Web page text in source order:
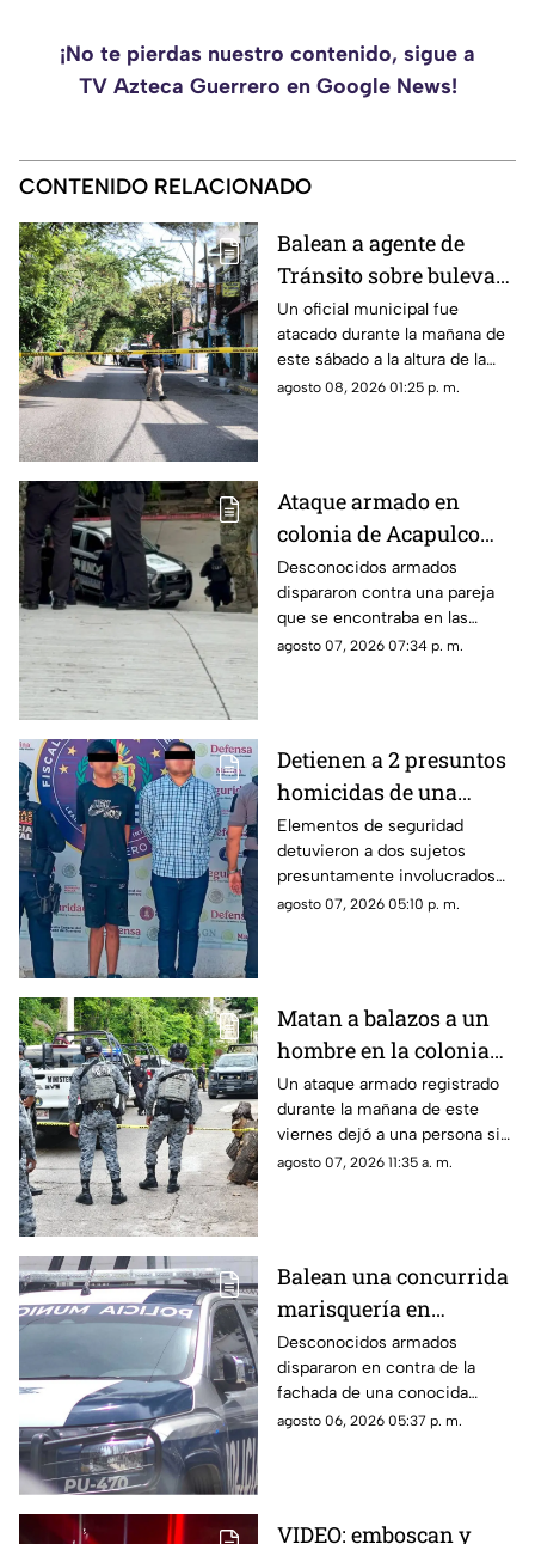
¡No te pierdas nuestro contenido, sigue a
TV Azteca Guerrero en Google News!
CONTENIDO RELACIONADO
Balean a agente de
Tránsito sobre bulevar
de Chilpancingo
Un oficial municipal fue
atacado durante la mañana de
este sábado a la altura de la
colonia Progreso.
agosto 08, 2026 01:25 p. m.
Ataque armado en
colonia de Acapulco
deja dos lesionados
Desconocidos armados
dispararon contra una pareja
que se encontraba en las
inmediaciones de la colonia
agosto 07, 2026 07:34 p. m.
Detienen a 2 presuntos
homicidas de una
estilista en Acapulco
Elementos de seguridad
detuvieron a dos sujetos
presuntamente involucrados
con el ataque y homicidio de
agosto 07, 2026 05:10 p. m.
Matan a balazos a un
hombre en la colonia
Periodistas
Un ataque armado registrado
durante la mañana de este
viernes dejó a una persona sin
vida cerca de la Ruiz Cortines.
agosto 07, 2026 11:35 a. m.
Balean una concurrida
marisquería en
Zihuatanejo
Desconocidos armados
dispararon en contra de la
fachada de una conocida
marisquería en Zihutanejo de
agosto 06, 2026 05:37 p. m.
VIDEO: emboscan y